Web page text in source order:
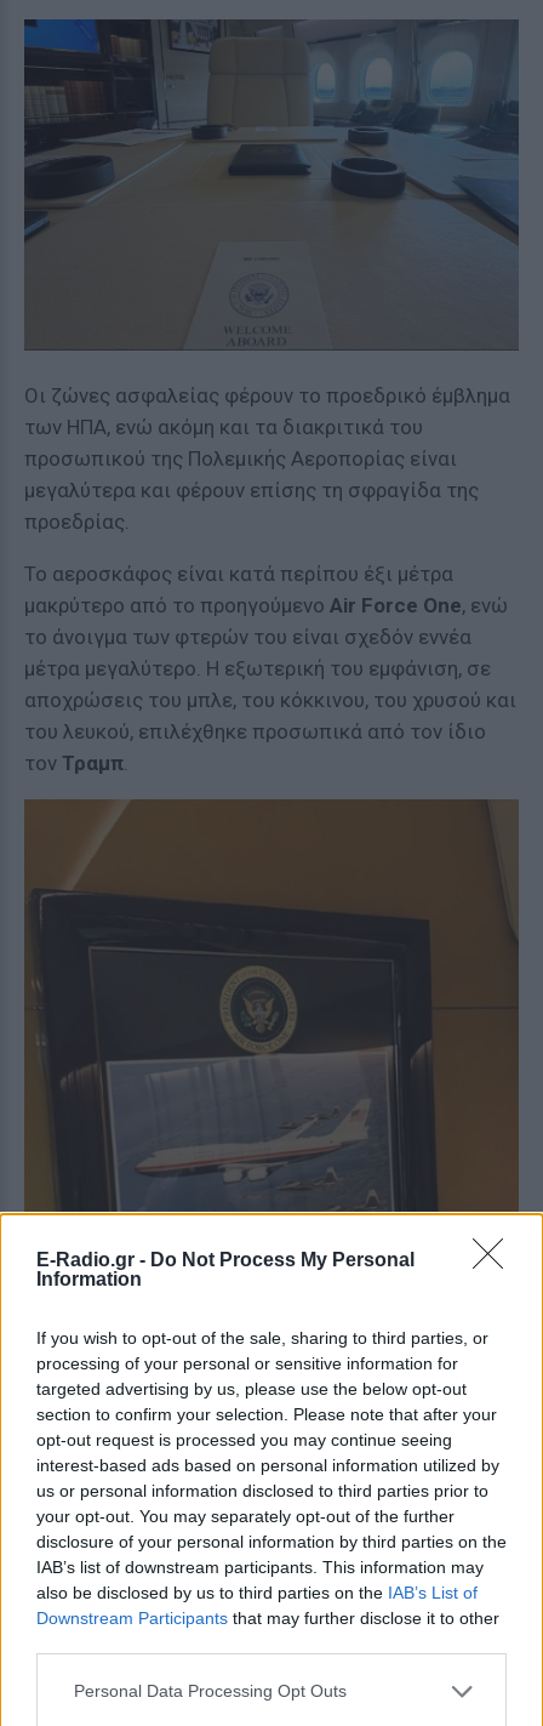
E-Radio.gr - Do Not Process My Personal
Information
If you wish to opt-out of the sale, sharing to third parties, or
processing of your personal or sensitive information for
targeted advertising by us, please use the below opt-out
section to confirm your selection. Please note that after your
opt-out request is processed you may continue seeing
interest-based ads based on personal information utilized by
us or personal information disclosed to third parties prior to
your opt-out. You may separately opt-out of the further
disclosure of your personal information by third parties on the
IAB’s list of downstream participants. This information may
also be disclosed by us to third parties on the IAB’s List of
Downstream Participants that may further disclose it to other
Personal Data Processing Opt Outs
Οι ζώνες ασφαλείας φέρουν το προεδρικό έμβλημα
των ΗΠΑ, ενώ ακόμη και τα διακριτικά του
προσωπικού της Πολεμικής Αεροπορίας είναι
μεγαλύτερα και φέρουν επίσης τη σφραγίδα της
προεδρίας.
Το αεροσκάφος είναι κατά περίπου έξι μέτρα
μακρύτερο από το προηγούμενο Air Force One, ενώ
το άνοιγμα των φτερών του είναι σχεδόν εννέα
μέτρα μεγαλύτερο. Η εξωτερική του εμφάνιση, σε
αποχρώσεις του μπλε, του κόκκινου, του χρυσού και
του λευκού, επιλέχθηκε προσωπικά από τον ίδιο
τον Τραμπ
«Είναι το καλύτερο επιβατικό αεροσκάφος που
κατασκευάστηκε ποτέ», δήλωσε εμφανώς
ενθουσιασμένος ο Αμερικανός πρόεδρος λίγο πριν
από την απογείωση.
«Μπορείς είτε να το κρατήσεις διακριτικό είτε να το
αναδείξεις. Και πιστεύω ότι η χώρα πρέπει να είναι
περήφανη γι' αυτό. Είναι πραγματικά πανέμορφο»,